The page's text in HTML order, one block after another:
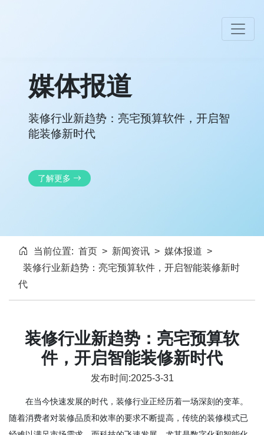
媒体报道
装修行业新趋势：亮宅预算软件，开启智
能装修新时代
了解更多
当前位置: 首页 > 新闻资讯 > 媒体报道 >
装修行业新趋势：亮宅预算软件，开启智能装修新时
代
装修行业新趋势：亮宅预算软
件，开启智能装修新时代
发布时间:2025-3-31
在当今快速发展的时代，装修行业正经历着一场深刻的变革。
随着消费者对装修品质和效率的要求不断提高，传统的装修模式已